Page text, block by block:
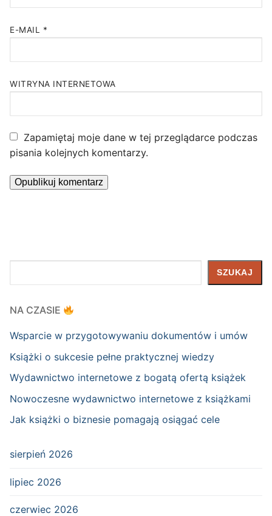
E-MAIL *
WITRYNA INTERNETOWA
Zapamiętaj moje dane w tej przeglądarce podczas
pisania kolejnych komentarzy.
SZUKAJ
NA CZASIE
Wsparcie w przygotowywaniu dokumentów i umów
Książki o sukcesie pełne praktycznej wiedzy
Wydawnictwo internetowe z bogatą ofertą książek
Nowoczesne wydawnictwo internetowe z książkami
Jak książki o biznesie pomagają osiągać cele
sierpień 2026
lipiec 2026
czerwiec 2026